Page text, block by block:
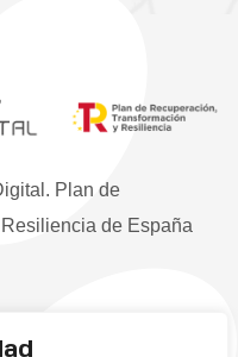
Plan de
de España